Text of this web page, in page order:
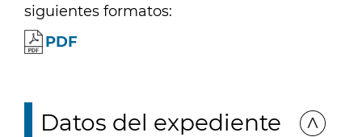
siguientes formatos:
PDF
Datos del expediente